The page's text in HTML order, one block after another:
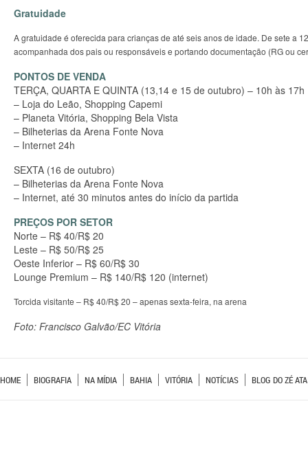
Gratuidade
A gratuidade é oferecida para crianças de até seis anos de idade. De sete a
acompanhada dos pais ou responsáveis e portando documentação (RG ou
PONTOS DE VENDA
TERÇA, QUARTA E QUINTA (13,14 e 15 de outubro) – 10h às 17h
– Loja do Leão, Shopping Capemi
– Planeta Vitória, Shopping Bela Vista
– Bilheterias da Arena Fonte Nova
– Internet 24h
SEXTA (16 de outubro)
– Bilheterias da Arena Fonte Nova
– Internet, até 30 minutos antes do início da partida
PREÇOS POR SETOR
Norte – R$ 40/R$ 20
Leste – R$ 50/R$ 25
Oeste Inferior – R$ 60/R$ 30
Lounge Premium – R$ 140/R$ 120 (internet)
Torcida visitante – R$ 40/R$ 20 – apenas sexta-feira, na arena
Foto: Francisco Galvão/EC Vitória
HOME BIOGRAFIA NA MÍDIA BAHIA VITÓRIA NOTÍCIAS BLOG DO ZÉ